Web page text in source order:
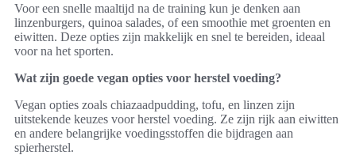
Voor een snelle maaltijd na de training kun je denken aan
linzenburgers, quinoa salades, of een smoothie met groenten en
eiwitten. Deze opties zijn makkelijk en snel te bereiden, ideaal
voor na het sporten.
Wat zijn goede vegan opties voor herstel voeding?
Vegan opties zoals chiazaadpudding, tofu, en linzen zijn
uitstekende keuzes voor herstel voeding. Ze zijn rijk aan eiwitten
en andere belangrijke voedingsstoffen die bijdragen aan
spierherstel.